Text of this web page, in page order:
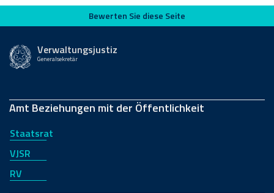
Bewerten Sie diese Seite
Bewerten Sie diese Seite
Verwaltungsjustiz
Generalsekretär
Amt Beziehungen mit der Öffentlichkeit
Staatsrat
VJSR
RV